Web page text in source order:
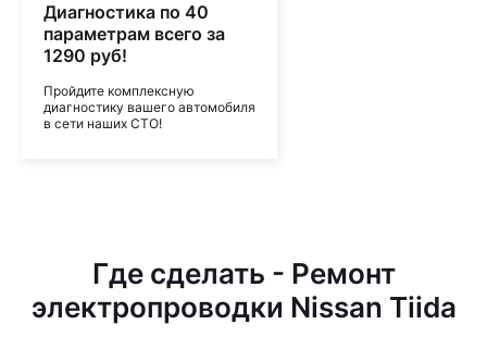
Диагностика по 40
параметрам всего за
1290 руб!
Пройдите комплексную
диагностику вашего автомобиля
в сети наших СТО!
Где сделать - Ремонт
электропроводки Nissan Tiida